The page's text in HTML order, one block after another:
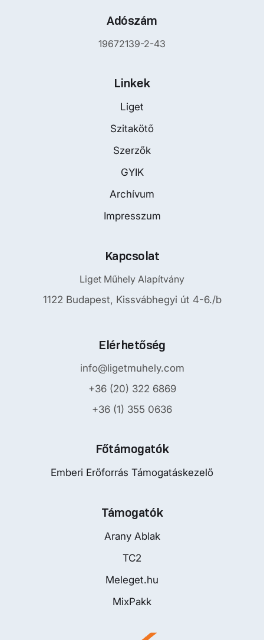
Adószám
19672139-2-43
Linkek
Liget
Szitakötő
Szerzők
GYIK
Archívum
Impresszum
Kapcsolat
Liget Műhely Alapítvány
1122 Budapest, Kissvábhegyi út 4-6./b
Elérhetőség
info@ligetmuhely.com
+36 (20) 322 6869
+36 (1) 355 0636
Főtámogatók
Emberi Erőforrás Támogatáskezelő
Támogatók
Arany Ablak
TC2
Meleget.hu
MixPakk